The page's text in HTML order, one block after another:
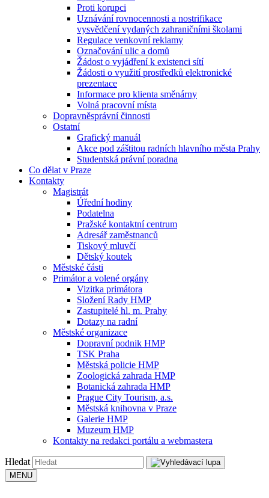
Proti korupci
Uznávání rovnocennosti a nostrifikace
vysvědčení vydaných zahraničními školami
Regulace venkovní reklamy
Označování ulic a domů
Žádost o vyjádření k existenci sítí
Žádosti o využití prostředků elektronické
prezentace
Informace pro klienta směnárny
Volná pracovní místa
Dopravněsprávní činnosti
Ostatní
Grafický manuál
Akce pod záštitou radních hlavního města Prahy
Studentská právní poradna
Co dělat v Praze
Kontakty
Magistrát
Úřední hodiny
Podatelna
Pražské kontaktní centrum
Adresář zaměstnanců
Tiskový mluvčí
Dětský koutek
Městské části
Primátor a volené orgány
Vizitka primátora
Složení Rady HMP
Zastupitelé hl. m. Prahy
Dotazy na radní
Městské organizace
Dopravní podnik HMP
TSK Praha
Městská policie HMP
Zoologická zahrada HMP
Botanická zahrada HMP
Prague City Tourism, a.s.
Městská knihovna v Praze
Galerie HMP
Muzeum HMP
Kontakty na redakci portálu a webmastera
Hledat
MENU